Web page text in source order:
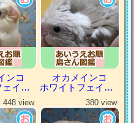
ンコ
ホワイトフェイスシナモンパール
オカメインコ
ホワイトフェイスシナモンパイド
448 view 380 view